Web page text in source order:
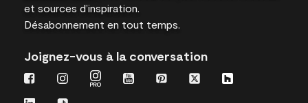
et sources d’inspiration.
Désabonnement en tout temps.
Joignez-vous à la conversation